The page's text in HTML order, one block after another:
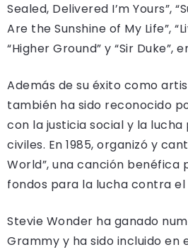
Sealed, Delivered I’m Yours”,
Are the Sunshine of My Life”,
“Higher Ground” y “Sir Duke”,
Además de su éxito como
también ha sido reconocido
con la justicia social y la
civiles. En 1985, organizó y
World”, una canción benéfica
fondos para la lucha contra
Stevie Wonder ha ganado
Grammy y ha sido incluido en